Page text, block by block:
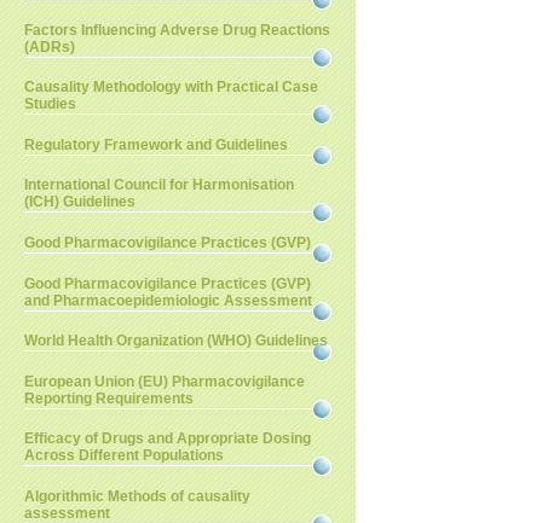
Factors Influencing Adverse Drug Reactions
(ADRs)
Causality Methodology with Practical Case
Studies
Regulatory Framework and Guidelines
International Council for Harmonisation
(ICH) Guidelines
Good Pharmacovigilance Practices (GVP)
Good Pharmacovigilance Practices (GVP)
and Pharmacoepidemiologic Assessment
World Health Organization (WHO) Guidelines
European Union (EU) Pharmacovigilance
Reporting Requirements
Efficacy of Drugs and Appropriate Dosing
Across Different Populations
Algorithmic Methods of causality
assessment